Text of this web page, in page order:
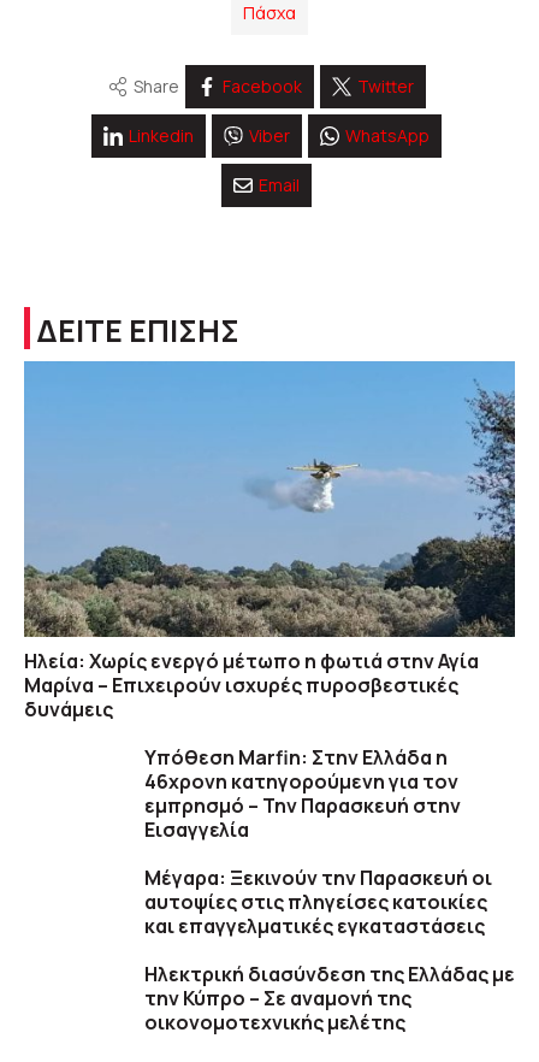
Πάσχα
Share Facebook Twitter
Linkedin Viber WhatsApp
Email
ΔΕΙΤΕ ΕΠΙΣΗΣ
Ηλεία: Χωρίς ενεργό μέτωπο η φωτιά στην Αγία
Μαρίνα – Επιχειρούν ισχυρές πυροσβεστικές
δυνάμεις
Υπόθεση Marfin: Στην Ελλάδα η
46χρονη κατηγορούμενη για τον
εμπρησμό – Την Παρασκευή στην
Εισαγγελία
Μέγαρα: Ξεκινούν την Παρασκευή οι
αυτοψίες στις πληγείσες κατοικίες
και επαγγελματικές εγκαταστάσεις
Ηλεκτρική διασύνδεση της Ελλάδας με
την Κύπρο – Σε αναμονή της
οικονομοτεχνικής μελέτης